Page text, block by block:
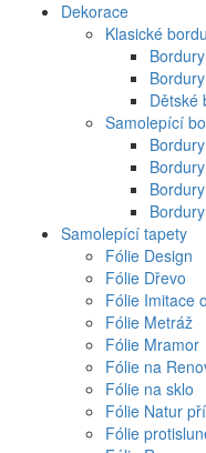
Dekorace
Klasické
Dětské
Samolepící
Samolepící tapety
Fólie Design
Fólie Dřevo
Fólie Imitace
Fólie Metráž
Fólie Mramor
Fólie na
Fólie na sklo
Fólie Natur
Fólie